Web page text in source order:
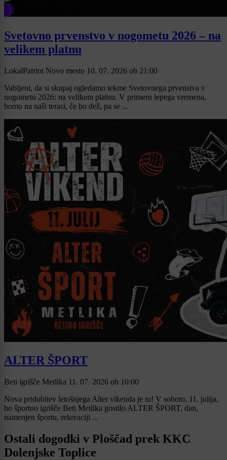
Svetovno prvenstvo v nogometu 2026 – na
velikem platnu
LokalPatriot Novo mesto 10. 07. 2026 ob 21:00
Vabljeni, da si skupaj ogledamo tekme Svetovnega prvenstva v
nogometu 2026: na velikem platnu. V primeru lepega vremena,
bomo na naši terasi, če bo dež, pa se ...
ALTER ŠPORT
Beti igrišče Metlika 11. 07. 2026 ob 10:00
Nova pridobitev letošnjega Alter vikenda je tu! V soboto, 11. julija,
bo športno igrišče Beti Metlika gostilo ALTER ŠPORT, dan,
namenjen športu, rekreaciji ...
Ostali dogodki v Ploščad prek KKC
Dolenjske Toplice